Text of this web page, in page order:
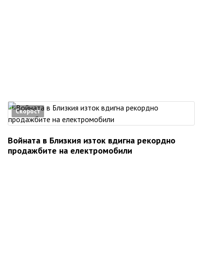
Скорост
Войната в Близкия изток вдигна рекордно
продажбите на електромобили